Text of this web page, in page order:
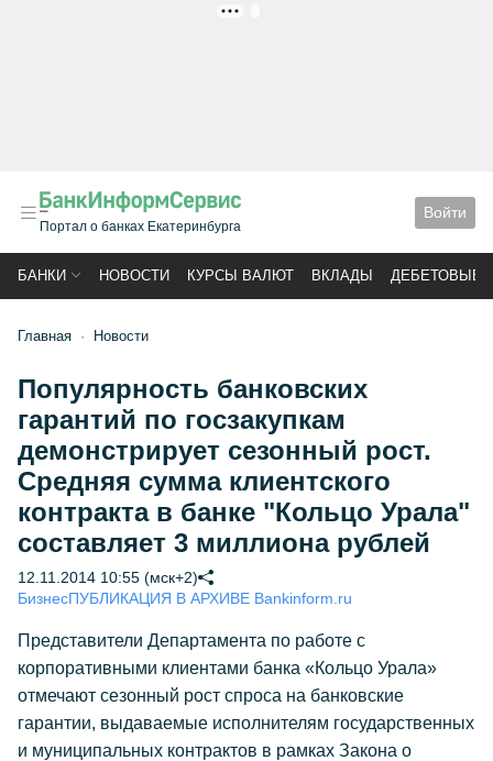
Портал о банках Екатеринбурга
Войти
БАНКИ НОВОСТИ КУРСЫ ВАЛЮТ ВКЛАДЫ ДЕБЕТОВЫЕ
Главная Новости
Популярность банковских
гарантий по госзакупкам
демонстрирует сезонный рост.
Средняя сумма клиентского
контракта в банке "Кольцо Урала"
составляет 3 миллиона рублей
12.11.2014 10:55 (мск+2)
БизнесПУБЛИКАЦИЯ В АРХИВЕ Bankinform.ru
Представители Департамента по работе с
корпоративными клиентами банка «Кольцо Урала»
отмечают сезонный рост спроса на банковские
гарантии, выдаваемые исполнителям государственных
и муниципальных контрактов в рамках Закона о